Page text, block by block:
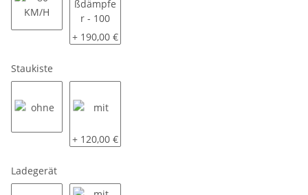
80 KM/HRadstoßdämpfer - 100 KM/H
+ 190,00 €
Staukiste
mit
+ 120,00 €
Ladegerät